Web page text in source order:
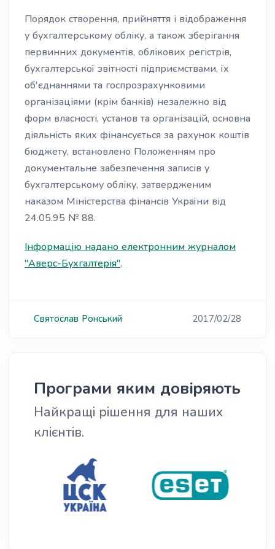
Порядок створення, прийняття і відображення
у бухгалтерському обліку, а також зберігання
первинних документів, облікових регістрів,
бухгалтерської звітності підприємствами, їх
об'єднаннями та госпрозрахунковими
організаціями (крім банків) незалежно від
форм власності, установ та організацій, основна
діяльність яких фінансується за рахунок коштів
бюджету, встановлено Положенням про
документальне забезпечення записів у
бухгалтерському обліку, затвердженим
наказом Міністерства фінансів України від
24.05.95 № 88.
Інформацію надано електронним журналом
"Аверс-Бухгалтерія".
Святослав Ронський 2017/02/28
Програми яким довіряють
Найкращі рішення для наших
клієнтів.